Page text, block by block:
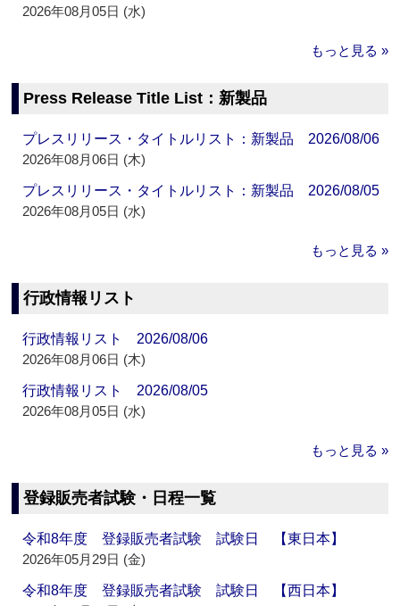
2026年08月05日 (水)
もっと見る »
Press Release Title List：新製品
プレスリリース・タイトルリスト：新製品 2026/08/06
2026年08月06日 (木)
プレスリリース・タイトルリスト：新製品 2026/08/05
2026年08月05日 (水)
もっと見る »
行政情報リスト
行政情報リスト 2026/08/06
2026年08月06日 (木)
行政情報リスト 2026/08/05
2026年08月05日 (水)
もっと見る »
登録販売者試験・日程一覧
令和8年度 登録販売者試験 試験日 【東日本】
2026年05月29日 (金)
令和8年度 登録販売者試験 試験日 【西日本】